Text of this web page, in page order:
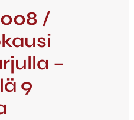
/
–
9